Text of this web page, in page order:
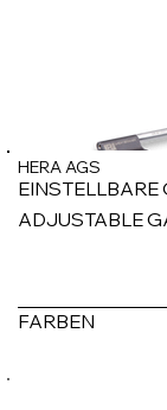
HERA AGS
ADJUSTABLE
FARBEN